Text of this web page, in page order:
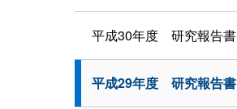
平成30年度 研究報告書
平成29年度 研究報告書